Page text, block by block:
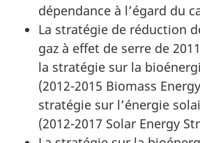
dépendance à l’égard du
La stratégie de réduction
gaz à effet de serre de
la stratégie sur la
(2012-2015 Biomass
stratégie sur l’énergie
(2012-2017 Solar Energy